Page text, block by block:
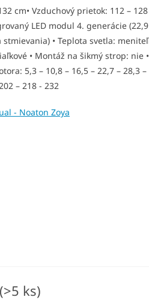
(>5 ks)
cm• Vzduchový prietok: 112 –
LED modul 4. generácie
stmievania) • Teplota svetla:
• Montáž na šikmý strop: nie
5,3 – 10,8 – 16,5 – 22,7 – 28,3
– 218 - 232
- Noaton Zoya